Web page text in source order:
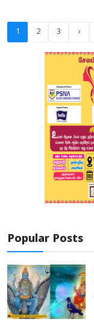
1 2 3 ›
Popular Posts